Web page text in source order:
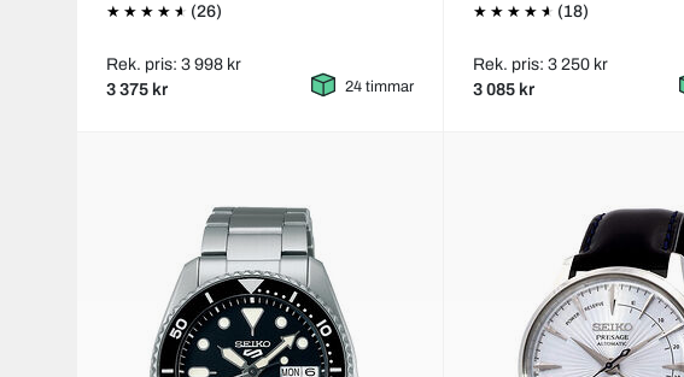
(26)
Rek. pris: 3 998 kr
3 375 kr 24 timmar
(18)
Rek. pris: 3 250 kr
3 085 kr